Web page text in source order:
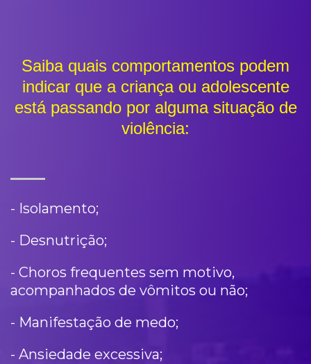
Saiba quais comportamentos podem
indicar que a criança ou adolescente
está passando por alguma situação de
violência:
- Isolamento;
- Desnutrição;
- Choros frequentes sem motivo,
acompanhados de vômitos ou não;
- Manifestação de medo;
- Ansiedade excessiva;